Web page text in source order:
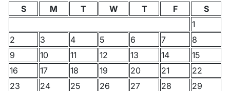
S
M T W T F
S
1
2
3 4 5 6 7
8
9
10 11 12 13 14
15
16
17 18 19 20 21
22
23
24 25 26 27 28 29